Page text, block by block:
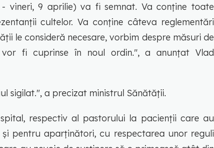
vineri, 9 aprilie) va fi semnat. Va conține toate
cultelor. Va conține câteva reglementări
le consideră necesare, vorbim despre măsuri de
fi cuprinse în noul ordin.", a anunțat Vlad
sigilat.", a precizat ministrul Sănătății.
respectiv al pastorului la pacienții care au
pentru aparținători, cu respectarea unor reguli